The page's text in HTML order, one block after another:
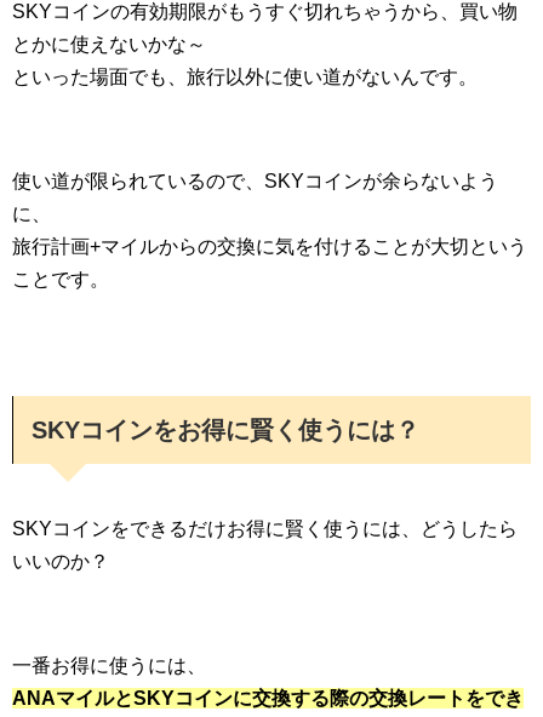
SKYコインの有効期限がもうすぐ切れちゃうから、買い物
とかに使えないかな～
といった場面でも、旅行以外に使い道がないんです。
使い道が限られているので、SKYコインが余らないよう
に、
旅行計画+マイルからの交換に気を付けることが大切という
ことです。
SKYコインをお得に賢く使うには？
SKYコインをできるだけお得に賢く使うには、どうしたら
いいのか？
一番お得に使うには、
ANAマイルとSKYコインに交換する際の交換レートをでき